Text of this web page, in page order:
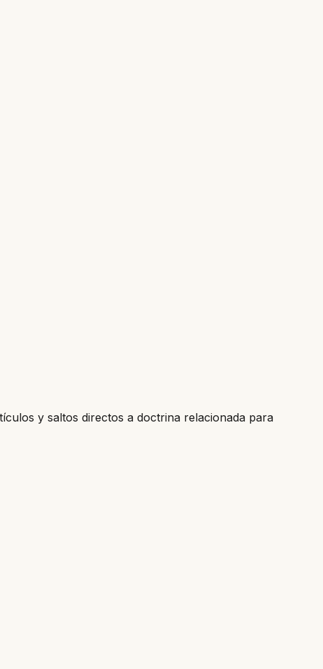
y saltos directos a doctrina relacionada para